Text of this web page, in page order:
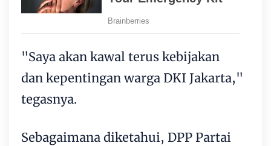
"Saya akan kawal terus kebijakan
dan kepentingan warga DKI Jakarta,"
tegasnya.
Sebagaimana diketahui, DPP Partai